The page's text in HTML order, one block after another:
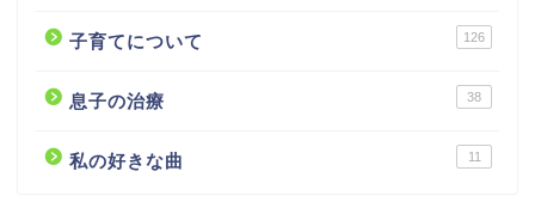
子育てについて 126
息子の治療 38
私の好きな曲 11